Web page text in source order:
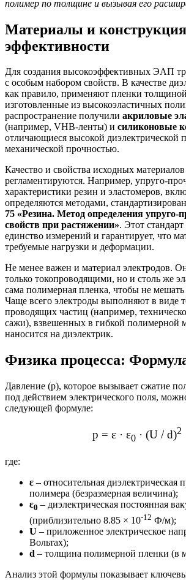
полимер по толщине и вызывая его
Материалы и
эффективности
Для создания высокоэффективных ЭАП
с особым набором свойств. В качестве
как правило, применяют пленки
изготовленные из высокоэластичных
распространение получили акриловые
(например, VHB-ленты) и силиконовые
отличающиеся высокой диэлектрической
механической прочностью.
Качество и свойства исходных материалов
регламентируются. Например, упруго-
характеристики резин и эластомеров,
определяются методами,
75 «Резина. Метод определения упруго-
свойств при растяжении». Этот
единство измерений и гарантирует, что
требуемые нагрузки и деформации.
Не менее важен и материал электродов.
только токопроводящими, но и столь же
сама полимерная пленка, чтобы не
Чаще всего электроды выполняют в виде
проводящих частиц (например,
сажи), взвешенных в гибкой полимерной
наносится на диэлектрик.
Физика процесса:
Давление (p), которое вызывает сжатие
под действием электрического поля,
следующей формуле:
p = ε · ε0 · (U / d)2
где:
ε – относительная диэлектрическая
полимера (безразмерная величина);
ε0 – диэлектрическая постоянная
(приблизительно 8.85 × 10-12 Ф/м);
U – приложенное электрическое
Вольтах);
d – толщина полимерной пленки (в
Анализ этой формулы показывает